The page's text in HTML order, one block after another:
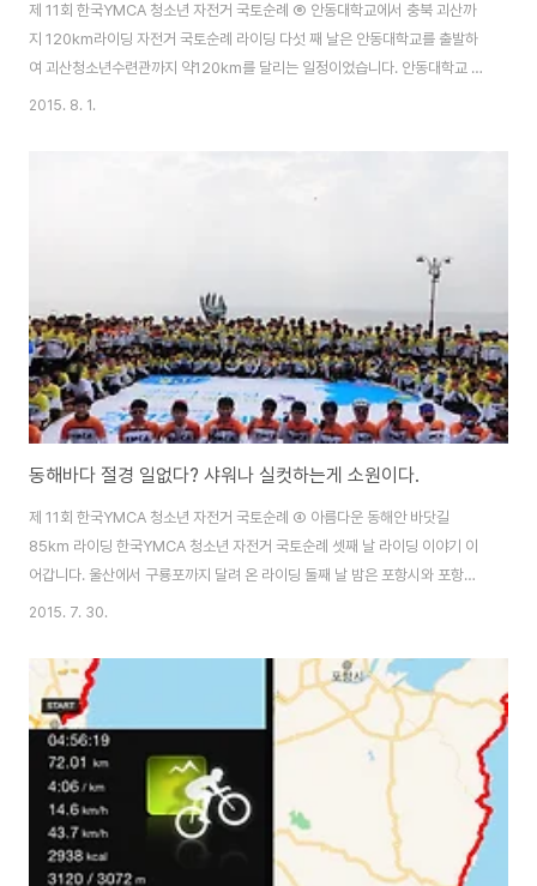
제 11회 한국YMCA 청소년 자전거 국토순례 ⑥ 안동대학교에서 충북 괴산까
지 120km라이딩 자전거 국토순례 라이딩 다섯 째 날은 안동대학교를 출발하
여 괴산청소년수련관까지 약120km를 달리는 일정이었습니다. 안동대학교 기
숙사에서 괴산청소년수련관까지 가는 다섯 째 날은 일주일(7일) 일정 중에 라
리 라이딩을 하는 날이었기 때문에 아침 일찍부터 서둘러 출발하였습니다. 최
2015. 8. 1.
동해바다 절경 일없다? 샤워나 실컷하는게 소원이다.
제 11회 한국YMCA 청소년 자전거 국토순례 ④ 아름다운 동해안 바닷길
85km 라이딩 한국YMCA 청소년 자전거 국토순례 셋째 날 라이딩 이야기 이
어갑니다. 울산에서 구룡포까지 달려 온 라이딩 둘째 날 밤은 포항시와 포항시
시설관리공단의 적극적인 협조 덕분에 구룡포청소년수련관에서 하루 밤을 편
간이 많이 걸렸는데, 구룡포청소년수련관에는 넓은 샤워실이 있어 아이들이 충
분한 시간여유를 가지고 씻을 수 있었답니다. 역시 국토순례의 화두는 ‘물’입니
다. 물이 인간 생존을 위한 필수 요소라는 것을 하루하루 체험으로 깨닫고 있는
듯 합니다. 마시는 물과 씻는 물 그리고 더위를 식혀주지만 라이딩을 어렵게도
하는 빗물까지 ‘물’이 날마다 국토..
2015. 7. 30.